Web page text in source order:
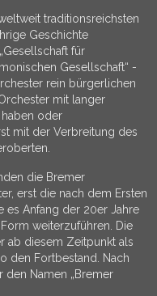
traditionsreichsten
Geschichte
für
Gesellschaft“ -
rein bürgerlichen
mit langer
oder
mit der Verbreitung des
die Bremer
erst die nach dem Ersten
es Anfang der 20er Jahre
weiterzuführen. Die
ab diesem Zeitpunkt als
den Fortbestand. Nach
den Namen „Bremer